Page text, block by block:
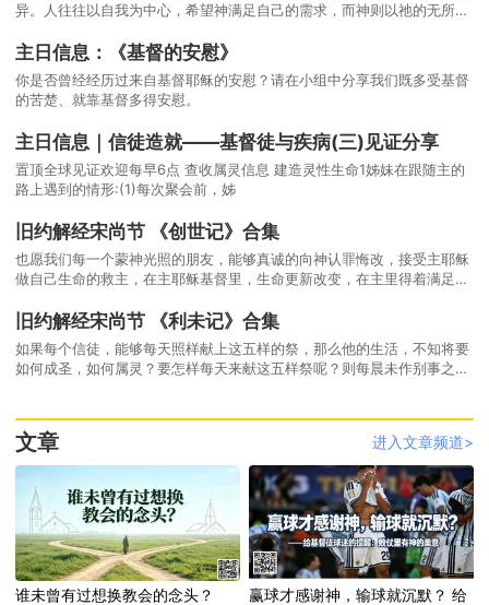
异。人往往以自我为中心，希望神满足自己的需求，而神则以祂的无所不
主日信息：《基督的安慰》
你是否曾经经历过来自基督耶稣的安慰？请在小组中分享我们既多受基督
的苦楚、就靠基督多得安慰。
主日信息｜信徒造就——基督徒与疾病(三)见证分享
置顶全球见证欢迎每早6点 查收属灵信息 建造灵性生命1姊妹在跟随主的
路上遇到的情形:(1)每次聚会前，姊
旧约解经宋尚节 《创世记》合集
也愿我们每一个蒙神光照的朋友，能够真诚的向神认罪悔改，接受主耶稣
做自己生命的救主，在主耶稣基督里，生命更新改变，在主里得着满足的
旧约解经宋尚节 《利未记》合集
如果每个信徒，能够每天照样献上这五样的祭，那么他的生活，不知将要
如何成圣，如何属灵？要怎样每天来献这五样祭呢？则每晨未作别事之
安。到了晚上，再跪下祷告，在主面前省察自己，自问：今旧尚有何事当
作未作，应作不作？与人交往，说话是否诚实？钱财物件，有否欠人的地
方？占人便宜？若察有对上帝对人不起的事，须马上认罪，求上帝赦免，
靠主宝血，必得赦免，但亏欠人的地方，须从速赔偿人家。
文章 进入文章频道>
谁未曾有过想换教会的念头？
赢球才感谢神，输球就沉默？ 给